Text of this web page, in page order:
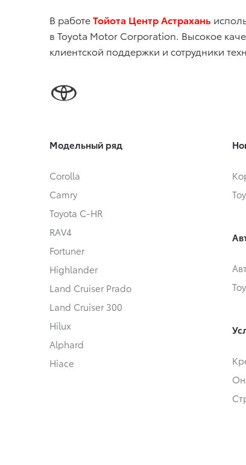
В работеТойота Центр Астрахань
в Toyota Motor Corporation. Высокое
клиентской поддержки и сотрудники
Модельный ряд
Corolla
Camry
Toyota C-HR
RAV4
Fortuner
Highlander
Land Cruiser Prado
Land Cruiser 300
Hilux
Alphard
Hiace